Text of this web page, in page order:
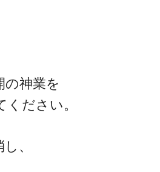
の神業を
ださい。
、